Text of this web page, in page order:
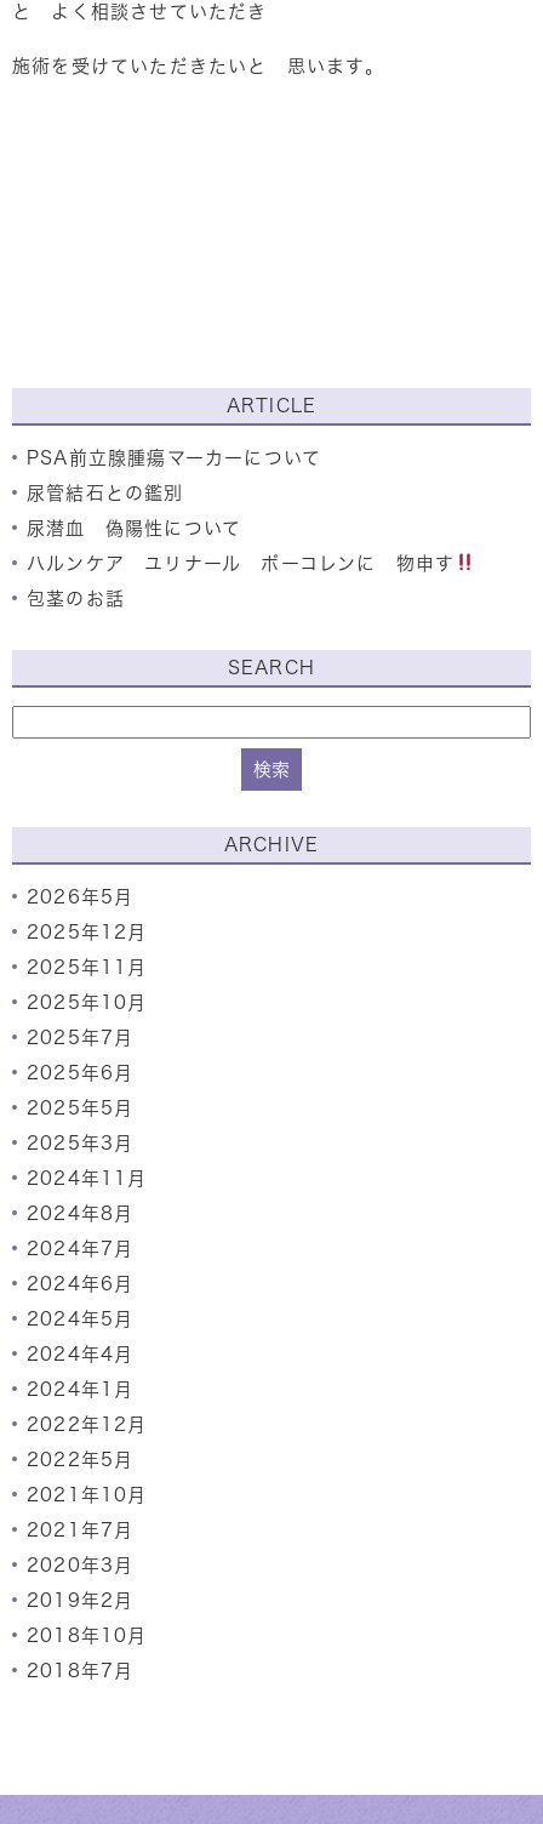
と よく相談させていただき
施術を受けていただきたいと 思います。
ARTICLE
PSA前立腺腫瘍マーカーについて
尿管結石との鑑別
尿潜血 偽陽性について
ハルンケア ユリナール ボーコレンに 物申す
包茎のお話
SEARCH
ARCHIVE
2026年5月
2025年12月
2025年11月
2025年10月
2025年7月
2025年6月
2025年5月
2025年3月
2024年11月
2024年8月
2024年7月
2024年6月
2024年5月
2024年4月
2024年1月
2022年12月
2022年5月
2021年10月
2021年7月
2020年3月
2019年2月
2018年10月
2018年7月